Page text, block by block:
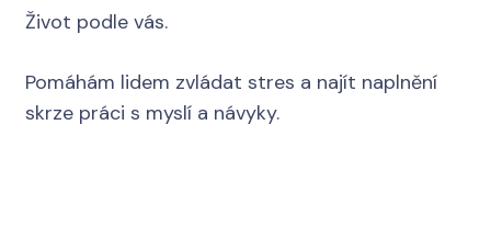
Život podle vás.
Pomáhám lidem zvládat stres a najít naplnění
skrze práci s myslí a návyky.